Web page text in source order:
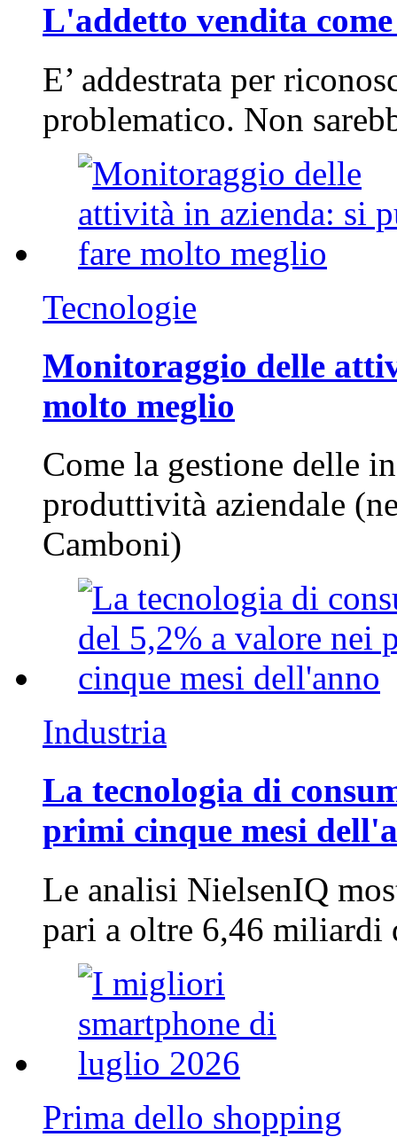
L'addetto vendita
E’ addestrata per
problematico. Non
Tecnologie
Monitoraggio delle
molto meglio
Come la gestione delle
produttività aziendale
Camboni)
Industria
La tecnologia di
primi cinque mesi
Le analisi NielsenIQ
pari a oltre 6,46
Prima dello shopping